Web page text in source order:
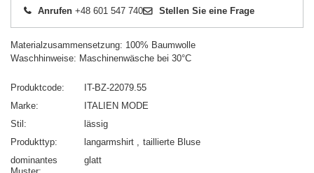
Anrufen +48 601 547 740 Stellen Sie eine Frage
Materialzusammensetzung: 100% Baumwolle
Waschhinweise: Maschinenwäsche bei 30°C
Produktcode
IT-BZ-22079.55
Marke
ITALIEN MODE
Stil
lässig
Produkttyp
langarmshirt
taillierte Bluse
dominantes
glatt